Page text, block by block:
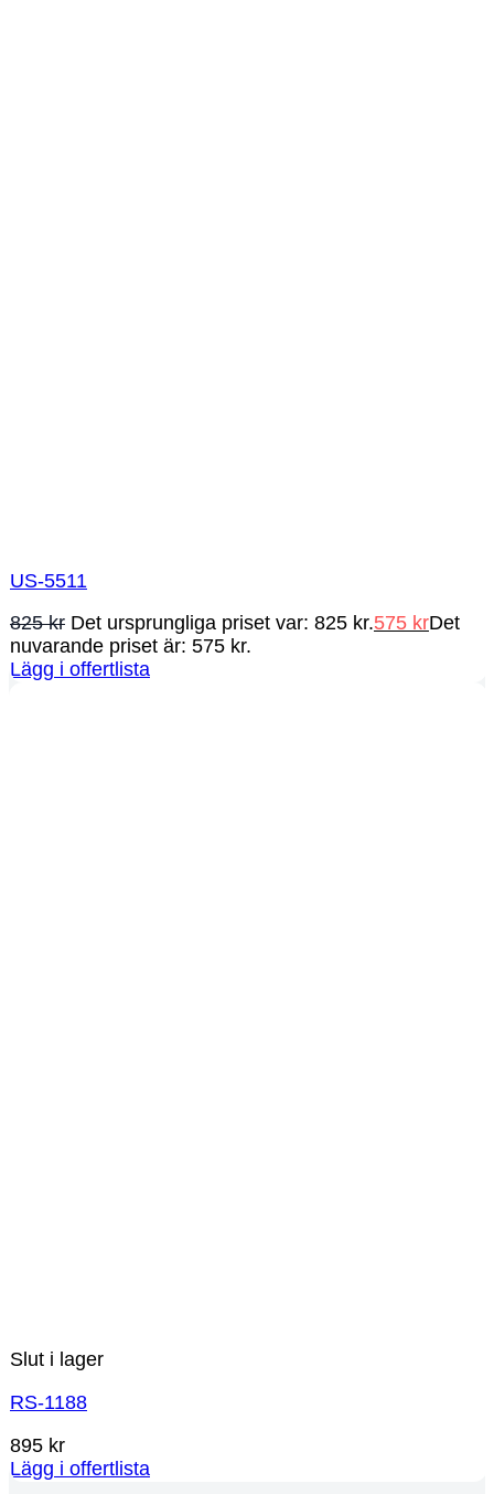
US-5511
825kr Det ursprungliga priset var: 825 kr.575 krDet
nuvarande priset är: 575 kr.
Lägg i offertlista
Slut i lager
RS-1188
895 kr
Lägg i offertlista